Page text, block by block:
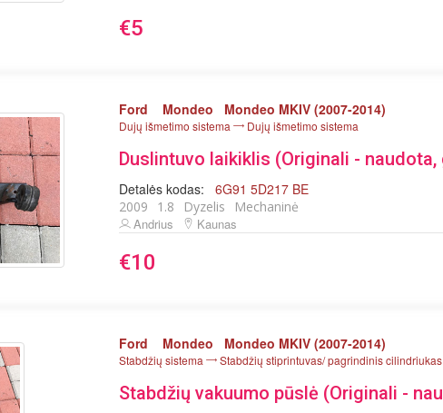
€5
Ford Mondeo Mondeo MKIV (2007-2014)
Dujų išmetimo sistema Dujų išmetimo sistema
Duslintuvo laikiklis (Originali - naudota,
Detalės kodas: 6G91 5D217 BE
2009 1.8 Dyzelis
Mechaninė
Andrius
Kaunas
€10
Ford Mondeo Mondeo MKIV (2007-2014)
Stabdžių sistema Stabdžių stiprintuvas/ pagrindinis cilindriukas
Stabdžių vakuumo pūslė (Originali -